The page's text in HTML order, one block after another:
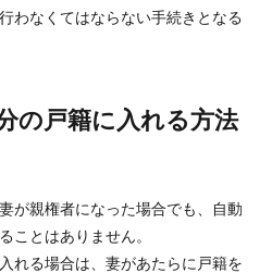
わなくてはならない手続きとなる
の戸籍に入れる方法
が親権者になった場合でも、自動
ことはありません。
れる場合は、妻があたらに戸籍を